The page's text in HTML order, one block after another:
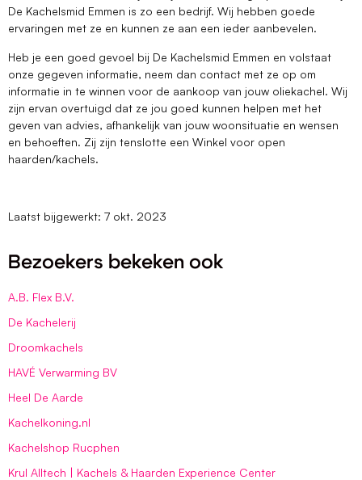
De Kachelsmid Emmen is zo een bedrijf. Wij hebben goede
ervaringen met ze en kunnen ze aan een ieder aanbevelen.
Heb je een goed gevoel bij De Kachelsmid Emmen en volstaat
onze gegeven informatie, neem dan contact met ze op om
informatie in te winnen voor de aankoop van jouw oliekachel. Wij
zijn ervan overtuigd dat ze jou goed kunnen helpen met het
geven van advies, afhankelijk van jouw woonsituatie en wensen
en behoeften. Zij zijn tenslotte een Winkel voor open
haarden/kachels.
Laatst bijgewerkt: 7 okt. 2023
Bezoekers bekeken ook
A.B. Flex B.V.
De Kachelerij
Droomkachels
HAVÉ Verwarming BV
Heel De Aarde
Kachelkoning.nl
Kachelshop Rucphen
Krul Alltech | Kachels & Haarden Experience Center